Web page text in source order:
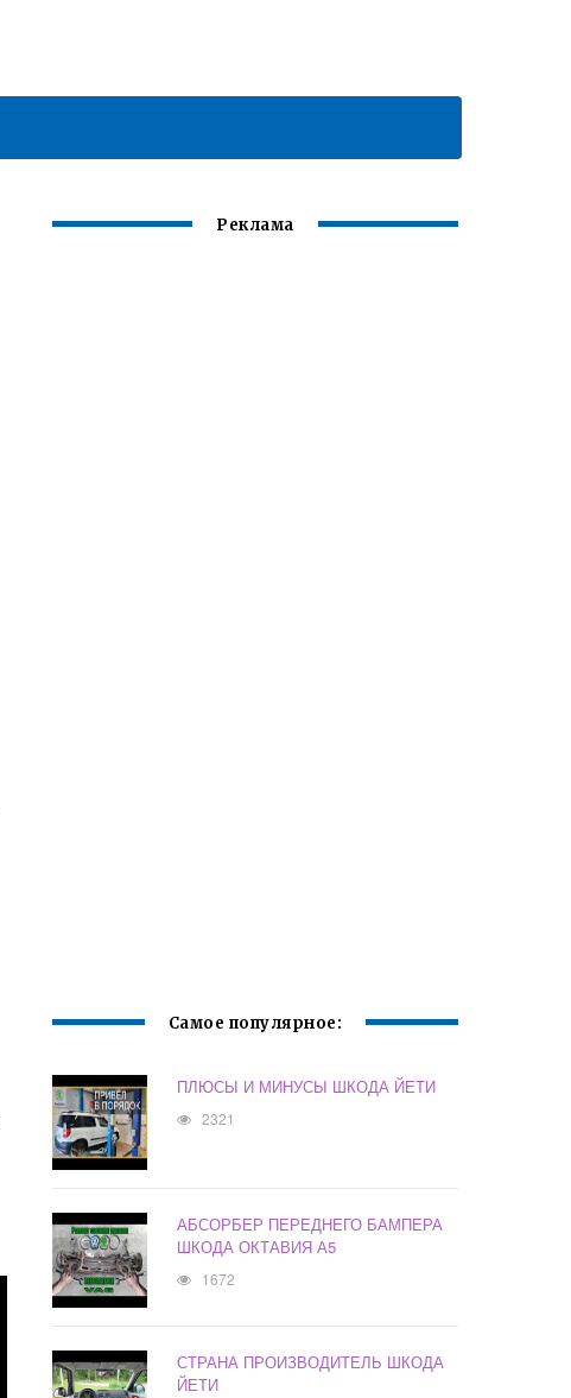
Реклама
Самое популярное:
ПЛЮСЫ И МИНУСЫ ШКОДА ЙЕТИ
2321
АБСОРБЕР ПЕРЕДНЕГО БАМПЕРА
ШКОДА ОКТАВИЯ А5
1672
СТРАНА ПРОИЗВОДИТЕЛЬ ШКОДА
ЙЕТИ